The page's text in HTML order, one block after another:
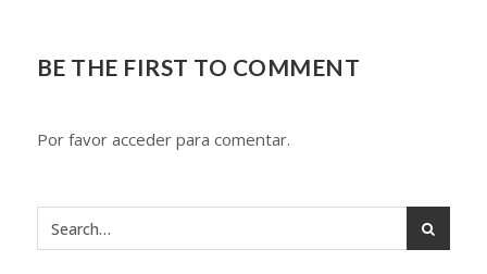
BE THE FIRST TO COMMENT
Por favor acceder para comentar.